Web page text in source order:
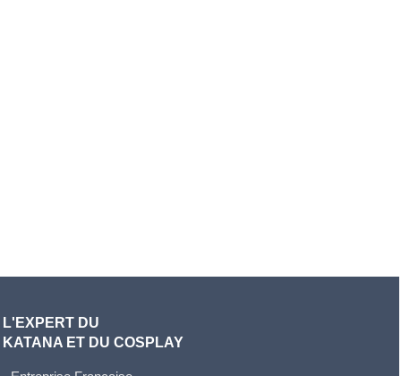
L'EXPERT DU
KATANA ET DU COSPLAY